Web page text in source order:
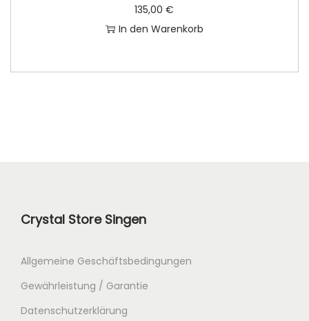
135,00€
In den Warenkorb
Crystal Store Singen
Allgemeine Geschäftsbedingungen
Gewährleistung / Garantie
Datenschutzerklärung